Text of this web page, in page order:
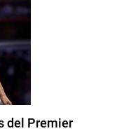
del Premier